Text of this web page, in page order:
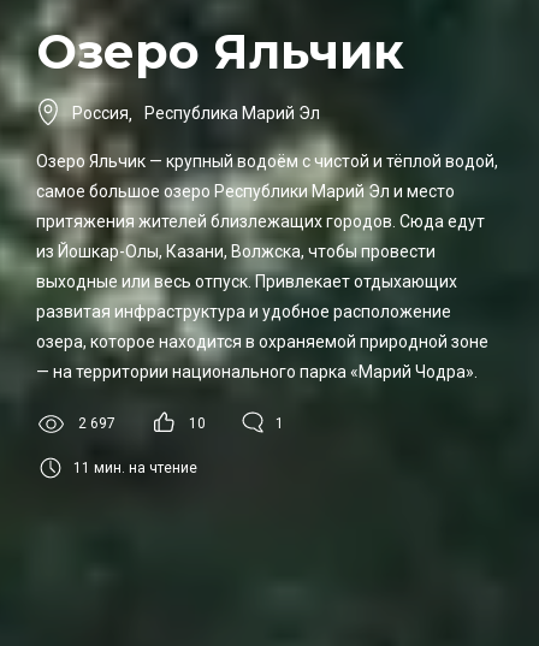
Озеро Яльчик
Россия, Республика Марий Эл
Озеро Яльчик — крупный водоём с чистой и тёплой водой,
самое большое озеро Республики Марий Эл и место
притяжения жителей близлежащих городов. Сюда едут
из Йошкар-Олы, Казани, Волжска, чтобы провести
выходные или весь отпуск. Привлекает отдыхающих
развитая инфраструктура и удобное расположение
озера, которое находится в охраняемой природной зоне
— на территории национального парка «Марий Чодра».
2 697 10 1
11 мин. на чтение